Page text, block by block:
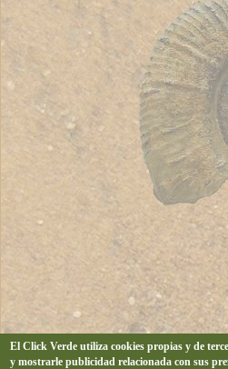
El Click Verde utiliza cookies propias y de
y mostrarle publicidad relacionada con sus